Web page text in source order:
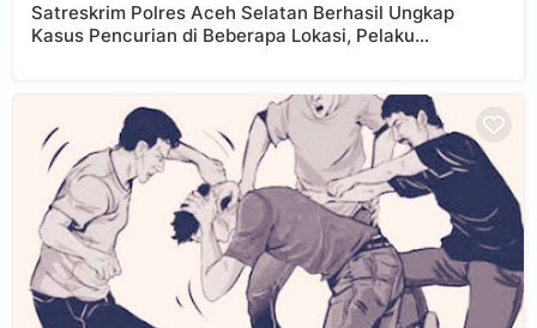
Satreskrim Polres Aceh Selatan Berhasil Ungkap
Kasus Pencurian di Beberapa Lokasi, Pelaku